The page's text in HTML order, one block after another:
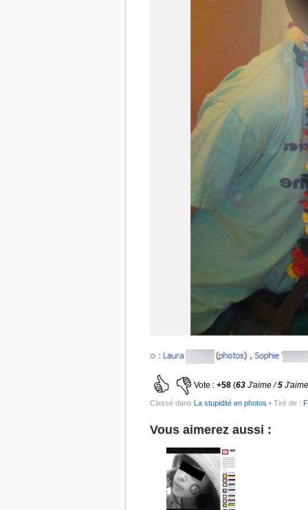
Vote : +58 (63 J'aime /5
Classé dans La stupidité en photos • Tiré de :
Vous aimerez aussi :